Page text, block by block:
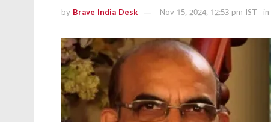
by Brave India Desk Nov 15, 2024, 12:53 pm IST in